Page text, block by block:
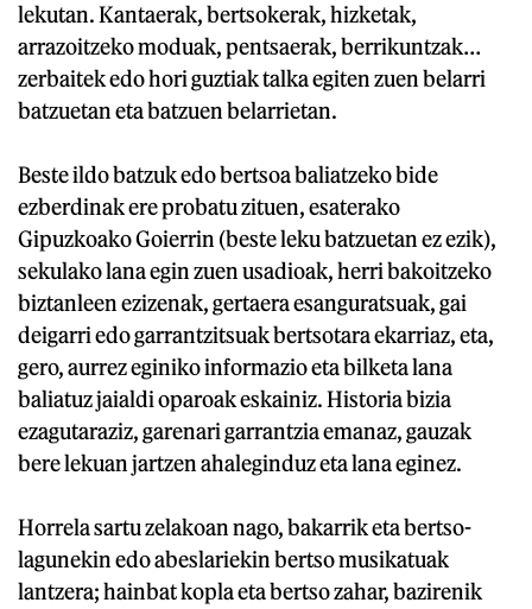
lekutan. Kantaerak, bertsokerak, hizketak,
arrazoitzeko moduak, pentsaerak, berrikuntzak…
zerbaitek edo hori guztiak talka egiten zuen belarri
batzuetan eta batzuen belarrietan.
Beste ildo batzuk edo bertsoa baliatzeko bide
ezberdinak ere probatu zituen, esaterako
Gipuzkoako Goierrin (beste leku batzuetan ez ezik),
sekulako lana egin zuen usadioak, herri bakoitzeko
biztanleen ezizenak, gertaera esanguratsuak, gai
deigarri edo garrantzitsuak bertsotara ekarriaz, eta,
gero, aurrez eginiko informazio eta bilketa lana
baliatuz jaialdi oparoak eskainiz. Historia bizia
ezagutaraziz, garenari garrantzia emanaz, gauzak
bere lekuan jartzen ahaleginduz eta lana eginez.
Horrela sartu zelakoan nago, bakarrik eta bertso-
lagunekin edo abeslariekin bertso musikatuak
lantzera; hainbat kopla eta bertso zahar, bazirenik